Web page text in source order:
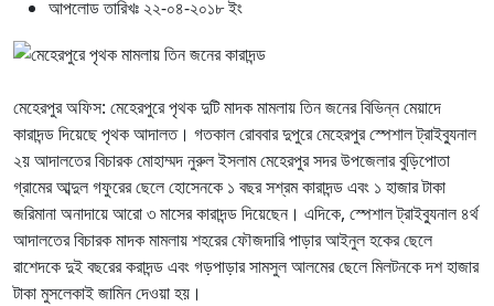
আপলোড তারিখঃ ২২-০৪-২০১৮ ইং
মেহেরপুর অফিস: মেহেরপুরে পৃথক দুটি মাদক মামলায় তিন জনের বিভিন্ন মেয়াদে
কারাদন্ড দিয়েছে পৃথক আদালত। গতকাল রোববার দুপুরে মেহেরপুর স্পেশাল ট্রাইব্যুনাল
২য় আদালতের বিচারক মোহাম্মদ নুরুল ইসলাম মেহেরপুর সদর উপজেলার বুড়িপোতা
গ্রামের আব্দুল গফুরের ছেলে হোসেনকে ১ বছর সশ্রম কারাদন্ড এবং ১ হাজার টাকা
জরিমানা অনাদায়ে আরো ৩ মাসের কারাদন্ড দিয়েছেন। এদিকে, স্পেশাল ট্রাইব্যুনাল ৪র্থ
আদালতের বিচারক মাদক মামলায় শহরের ফৌজদারি পাড়ার আইনুল হকের ছেলে
রাশেদকে দুই বছরের করাদন্ড এবং গড়পাড়ার সামসুল আলমের ছেলে মিলটনকে দশ হাজার
টাকা মুসলেকাই জামিন দেওয়া হয়।